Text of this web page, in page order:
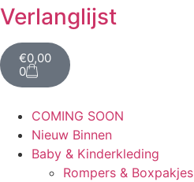
Verlanglijst
€0,00
0
COMING SOON
Nieuw Binnen
Baby & Kinderkleding
Rompers & Boxpakjes